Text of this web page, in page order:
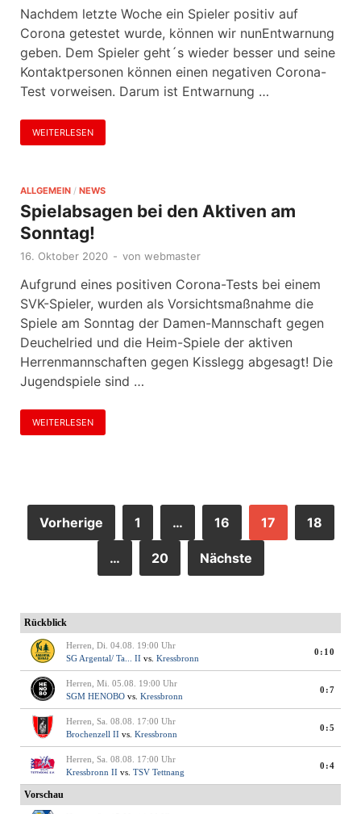
Nachdem letzte Woche ein Spieler positiv auf
Corona getestet wurde, können wir nunEntwarnung
geben. Dem Spieler geht´s wieder besser und seine
Kontaktpersonen können einen negativen Corona-
Test vorweisen. Darum ist Entwarnung …
WEITERLESEN
ALLGEMEIN / NEWS
Spielabsagen bei den Aktiven am
Sonntag!
16. Oktober 2020 - von webmaster
Aufgrund eines positiven Corona-Tests bei einem
SVK-Spieler, wurden als Vorsichtsmaßnahme die
Spiele am Sonntag der Damen-Mannschaft gegen
Deuchelried und die Heim-Spiele der aktiven
Herrenmannschaften gegen Kisslegg abgesagt! Die
Jugendspiele sind …
WEITERLESEN
Vorherige 1 … 16 17 18
… 20 Nächste